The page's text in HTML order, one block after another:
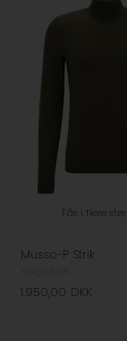
Fås i flere
Musso-P Strik
1.950,00 DKK